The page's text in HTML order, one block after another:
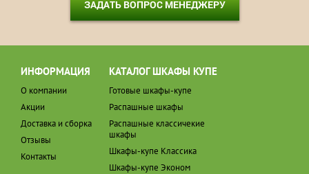
ЗАДАТЬ ВОПРОС МЕНЕДЖЕРУ
ИНФОРМАЦИЯ
О компании
Акции
Доставка и сборка
Отзывы
Контакты
КАТАЛОГ ШКАФЫ КУПЕ
Готовые шкафы-купе
Распашные шкафы
Распашные классичекие
шкафы
Шкафы-купе Классика
Шкафы-купе Эконом